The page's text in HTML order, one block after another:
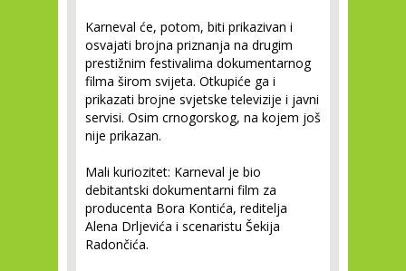
Karneval će, potom, biti prikazivan i
osvajati brojna priznanja na drugim
prestižnim festivalima dokumentarnog
filma širom svijeta. Otkupiće ga i
prikazati brojne svjetske televizije i javni
servisi. Osim crnogorskog, na kojem još
nije prikazan.
Mali kuriozitet: Karneval je bio
debitantski dokumentarni film za
producenta Bora Kontića, reditelja
Alena Drljevića i scenaristu Šekija
Radončića.